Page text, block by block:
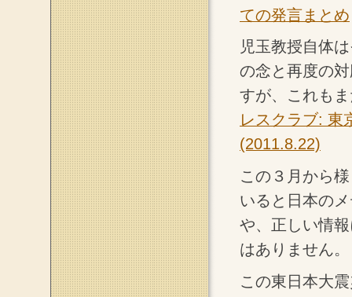
ての発言まとめ
児玉教授自体
の念と再度の
すが、これも
レスクラブ: 東
(2011.8.22)
この３月から
いると日本の
や、正しい情
はありません。
この東日本大